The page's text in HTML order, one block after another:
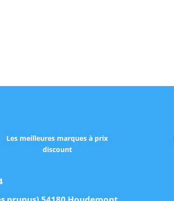
Les meilleures marques à prix
discount